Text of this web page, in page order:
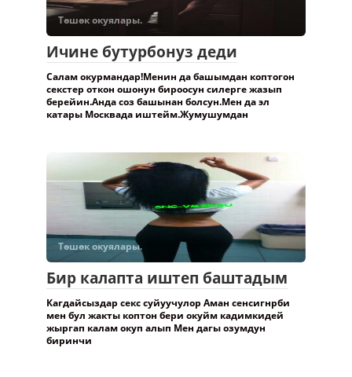
Төшөк окуялары.
Ичине бутурбонуз деди
Салам окурмандар!Менин да башымдан коптогон
секстер откон ошонун бироосун силерге жазып
берейин.Анда соз башынан болсун.Мен да эл
катары Москвада иштейм.Жумушумдан
Төшөк окуялары.
Бир калапта иштеп баштадым
Кагдайсыздар секс суйуучулор Аман сенсигнрби
мен бул жакты коптон бери окуйм кадимкидей
жыргап калам окуп алып Мен дагы озумдун
биринчи